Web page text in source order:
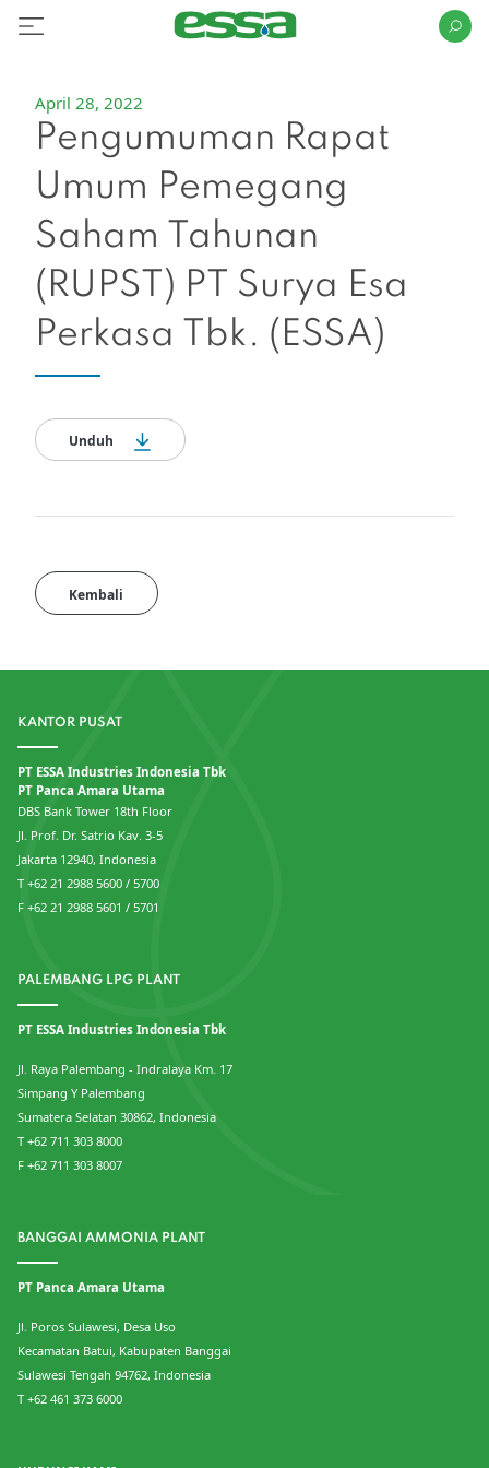
April 28, 2022
Pengumuman Rapat
Umum Pemegang
Saham Tahunan
(RUPST) PT Surya Esa
Perkasa Tbk. (ESSA)
Unduh
Kembali
KANTOR PUSAT
PT ESSA Industries Indonesia Tbk
PT Panca Amara Utama
DBS Bank Tower 18th Floor
Jl. Prof. Dr. Satrio Kav. 3-5
Jakarta 12940, Indonesia
T +62 21 2988 5600 / 5700
F +62 21 2988 5601 / 5701
PALEMBANG LPG PLANT
PT ESSA Industries Indonesia Tbk
Jl. Raya Palembang - Indralaya Km. 17
Simpang Y Palembang
Sumatera Selatan 30862, Indonesia
T +62 711 303 8000
F +62 711 303 8007
BANGGAI AMMONIA PLANT
PT Panca Amara Utama
Jl. Poros Sulawesi, Desa Uso
Kecamatan Batui, Kabupaten Banggai
Sulawesi Tengah 94762, Indonesia
T +62 461 373 6000